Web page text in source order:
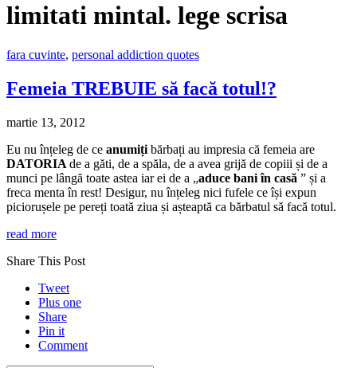
limitati mintal. lege scrisa
fara cuvinte, personal addiction quotes
Femeia TREBUIE să facă totul!?
martie 13, 2012
Eu nu înțeleg de ce anumiți bărbați au impresia că femeia are
DATORIA de a găti, de a spăla, de a avea grijă de copiii și de a
munci pe lângă toate astea iar ei de a „aduce bani în casă ” și a
freca menta în rest! Desigur, nu înțeleg nici fufele ce își expun
piciorușele pe pereți toată ziua și așteaptă ca bărbatul să facă totul.
read more
Share This Post
Tweet
Plus one
Share
Pin it
Comment